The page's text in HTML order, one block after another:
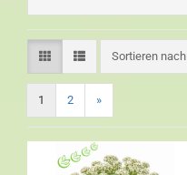
Sortieren nach
1 2 »